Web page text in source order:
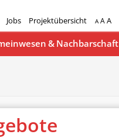
Jobs Projektübersicht A AA
& Nachbarschaft